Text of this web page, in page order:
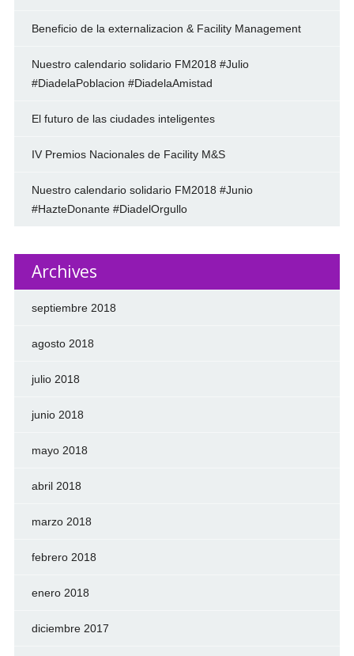
Beneficio de la externalizacion & Facility Management
Nuestro calendario solidario FM2018 #Julio
#DiadelaPoblacion #DiadelaAmistad
El futuro de las ciudades inteligentes
IV Premios Nacionales de Facility M&S
Nuestro calendario solidario FM2018 #Junio
#HazteDonante #DiadelOrgullo
Archives
septiembre 2018
agosto 2018
julio 2018
junio 2018
mayo 2018
abril 2018
marzo 2018
febrero 2018
enero 2018
diciembre 2017